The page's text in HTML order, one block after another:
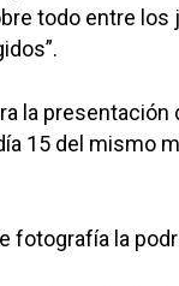
todo entre los
la presentación
15 del mismo
fotografía la